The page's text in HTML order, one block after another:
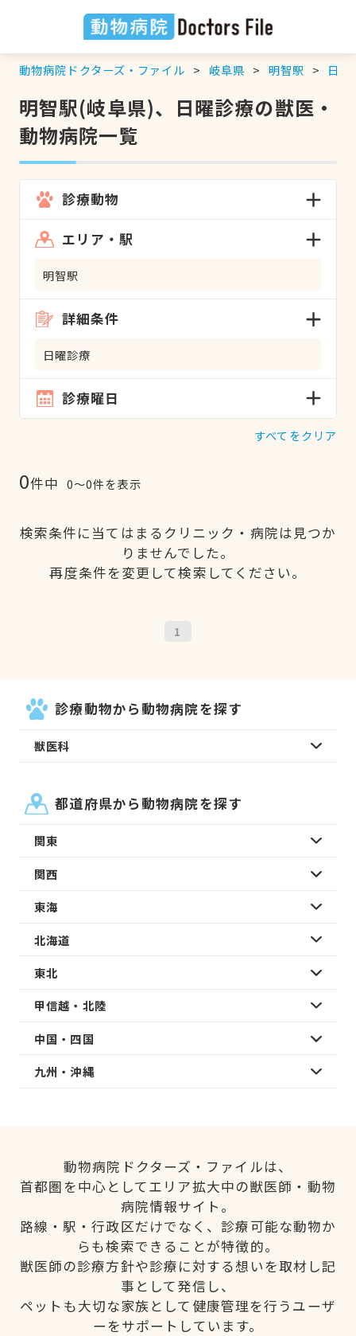
動物病院ドクターズ・ファイル 岐阜県 明智駅 日曜
明智駅(岐阜県)、日曜診療の獣医・
動物病院一覧
診療動物
エリア・駅
明智駅
詳細条件
日曜診療
診療曜日
すべてをクリア
0件中 0〜0件を表示
検索条件に当てはまるクリニック・病院は見つか
りませんでした。
再度条件を変更して検索してください。
1
診療動物から動物病院を探す
獣医科
都道府県から動物病院を探す
関東
関西
東海
北海道
東北
甲信越・北陸
中国・四国
九州・沖縄
動物病院ドクターズ・ファイルは、
首都圏を中心としてエリア拡大中の獣医師・動物
病院情報サイト。
路線・駅・行政区だけでなく、診療可能な動物か
らも検索できることが特徴的。
獣医師の診療方針や診療に対する想いを取材し記
事として発信し、
ペットも大切な家族として健康管理を行うユーザ
ーをサポートしています。